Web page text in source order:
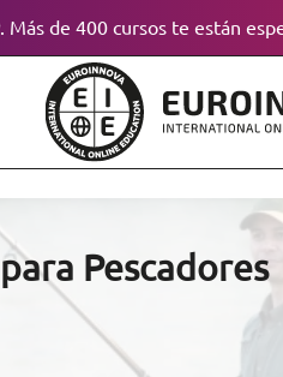
Más de 400 cursos te están
Pescadores